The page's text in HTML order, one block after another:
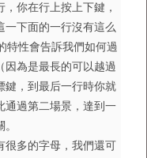
你在行上按上下鍵，
一下面的一行沒有這么
特性會告訴我們如何過
為是最長的可以越過
鍵，到最后一行時你就
通過第二場景，達到一
很多的字母，我們還可